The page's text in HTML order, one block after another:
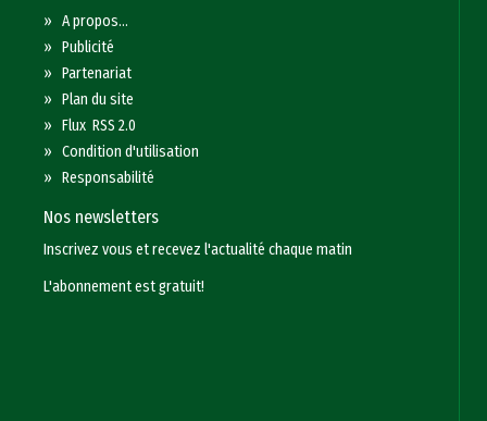
»A propos...
»Publicité
»Partenariat
»Plan du site
»Flux RSS 2.0
»Condition d'utilisation
»Responsabilité
Nos newsletters
Inscrivez vous et recevez l'actualité chaque matin
L'abonnement est gratuit!